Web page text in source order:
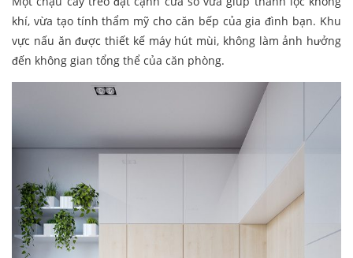
khí, vừa tạo tính thẩm mỹ cho căn bếp của gia đình bạn. Khu
vực nấu ăn được thiết kế máy hút mùi, không làm ảnh hưởng
đến không gian tổng thể của căn phòng.